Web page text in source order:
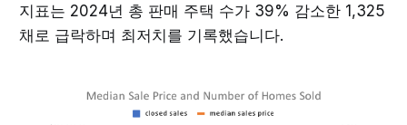
지표는 2024년 총 판매 주택 수가 39% 감소한 1,325
채로 급락하며 최저치를 기록했습니다.